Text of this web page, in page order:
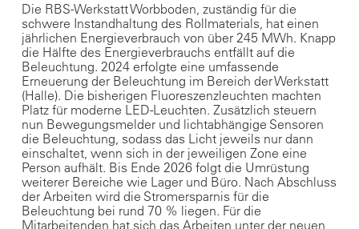
Die RBS-Werkstatt Worbboden, zuständig für die
schwere Instandhaltung des Rollmaterials, hat einen
jährlichen Energieverbrauch von über 245 MWh. Knapp
die Hälfte des Energieverbrauchs entfällt auf die
Beleuchtung. 2024 erfolgte eine umfassende
Erneuerung der Beleuchtung im Bereich der Werkstatt
(Halle). Die bisherigen Fluoreszenzleuchten machten
Platz für moderne LED-Leuchten. Zusätzlich steuern
nun Bewegungsmelder und lichtabhängige Sensoren
die Beleuchtung, sodass das Licht jeweils nur dann
einschaltet, wenn sich in der jeweiligen Zone eine
Person aufhält. Bis Ende 2026 folgt die Umrüstung
weiterer Bereiche wie Lager und Büro. Nach Abschluss
der Arbeiten wird die Stromersparnis für die
Beleuchtung bei rund 70 % liegen. Für die
Mitarbeitenden hat sich das Arbeiten unter der neuen